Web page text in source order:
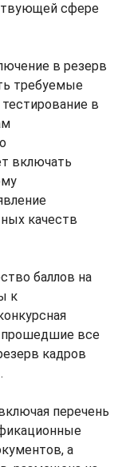
сфере
в резерв
требуемые
в
включать
качеств
баллов на
к
прошедшие все
кадров
перечень
а